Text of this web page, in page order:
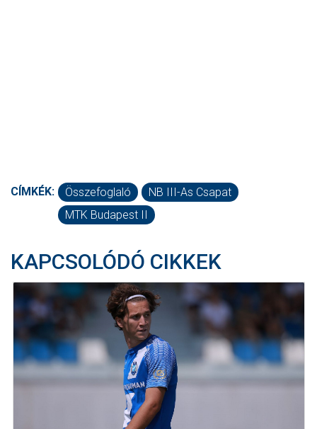
CÍMKÉK: Összefoglaló
NB III-As Csapat
MTK Budapest II
KAPCSOLÓDÓ CIKKEK